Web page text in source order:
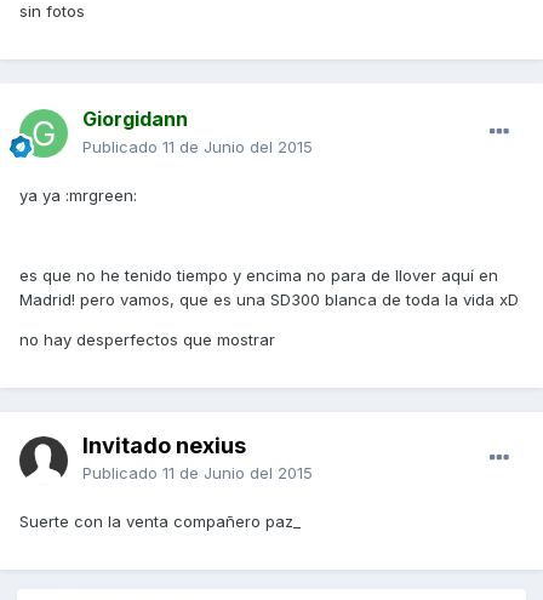
sin fotos
Giorgidann
Publicado 11 de Junio del 2015
ya ya :mrgreen:
es que no he tenido tiempo y encima no para de llover aquí en
Madrid! pero vamos, que es una SD300 blanca de toda la vida xD
no hay desperfectos que mostrar
Invitado nexius
Publicado 11 de Junio del 2015
Suerte con la venta compañero paz_